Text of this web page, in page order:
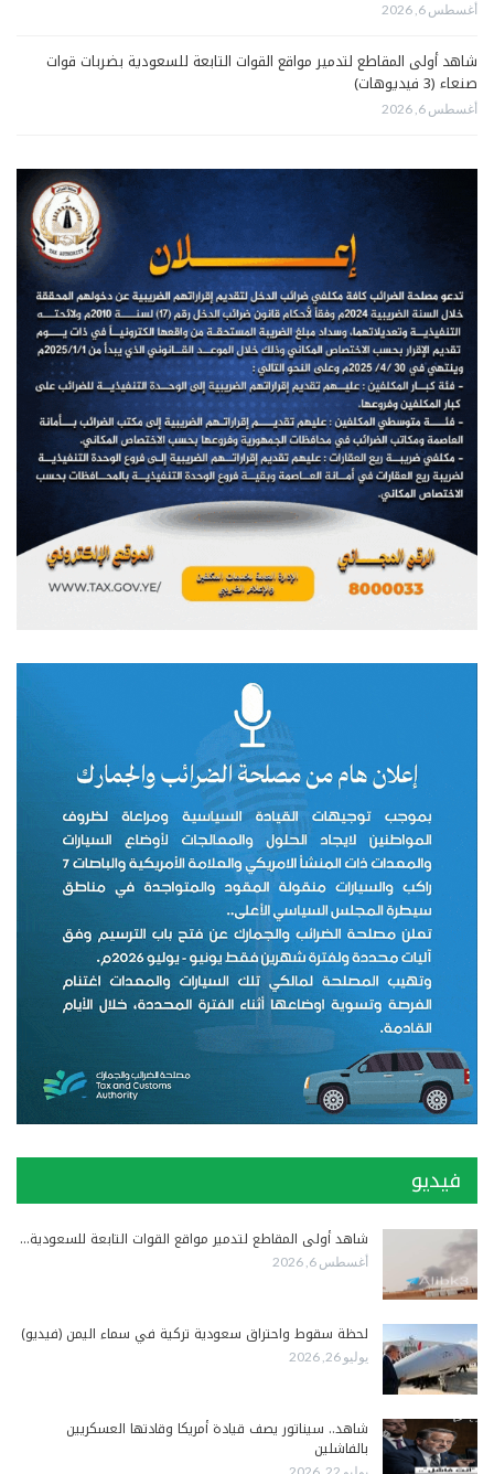
أغسطس 6, 2026
شاهد أولى المقاطع لتدمير مواقع القوات التابعة للسعودية بضربات قوات
صنعاء (3 فيديوهات)
أغسطس 6, 2026
فيديو
شاهد أولى المقاطع لتدمير مواقع القوات التابعة للسعودية…
أغسطس 6, 2026
لحظة سقوط واحتراق سعودية تركية في سماء اليمن (فيديو)
يوليو 26, 2026
شاهد.. سيناتور يصف قيادة أمريكا وقادتها العسكريين
بالفاشلين